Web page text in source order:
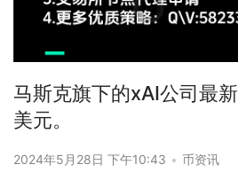
马斯克旗下的xAI公司最
美元。
2024年5月28日 下午10:43 • 币资讯